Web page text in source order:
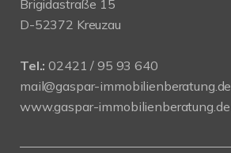
Brigidastraße 15
D-52372 Kreuzau
Tel.: 02421 / 95 93 640
mail@gaspar-immobilienberatung.de
www.gaspar-immobilienberatung.de